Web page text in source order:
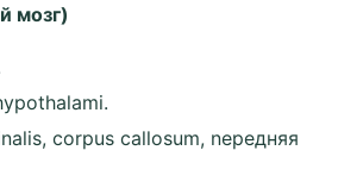
мозг)
corpus callosum, nepeдняя